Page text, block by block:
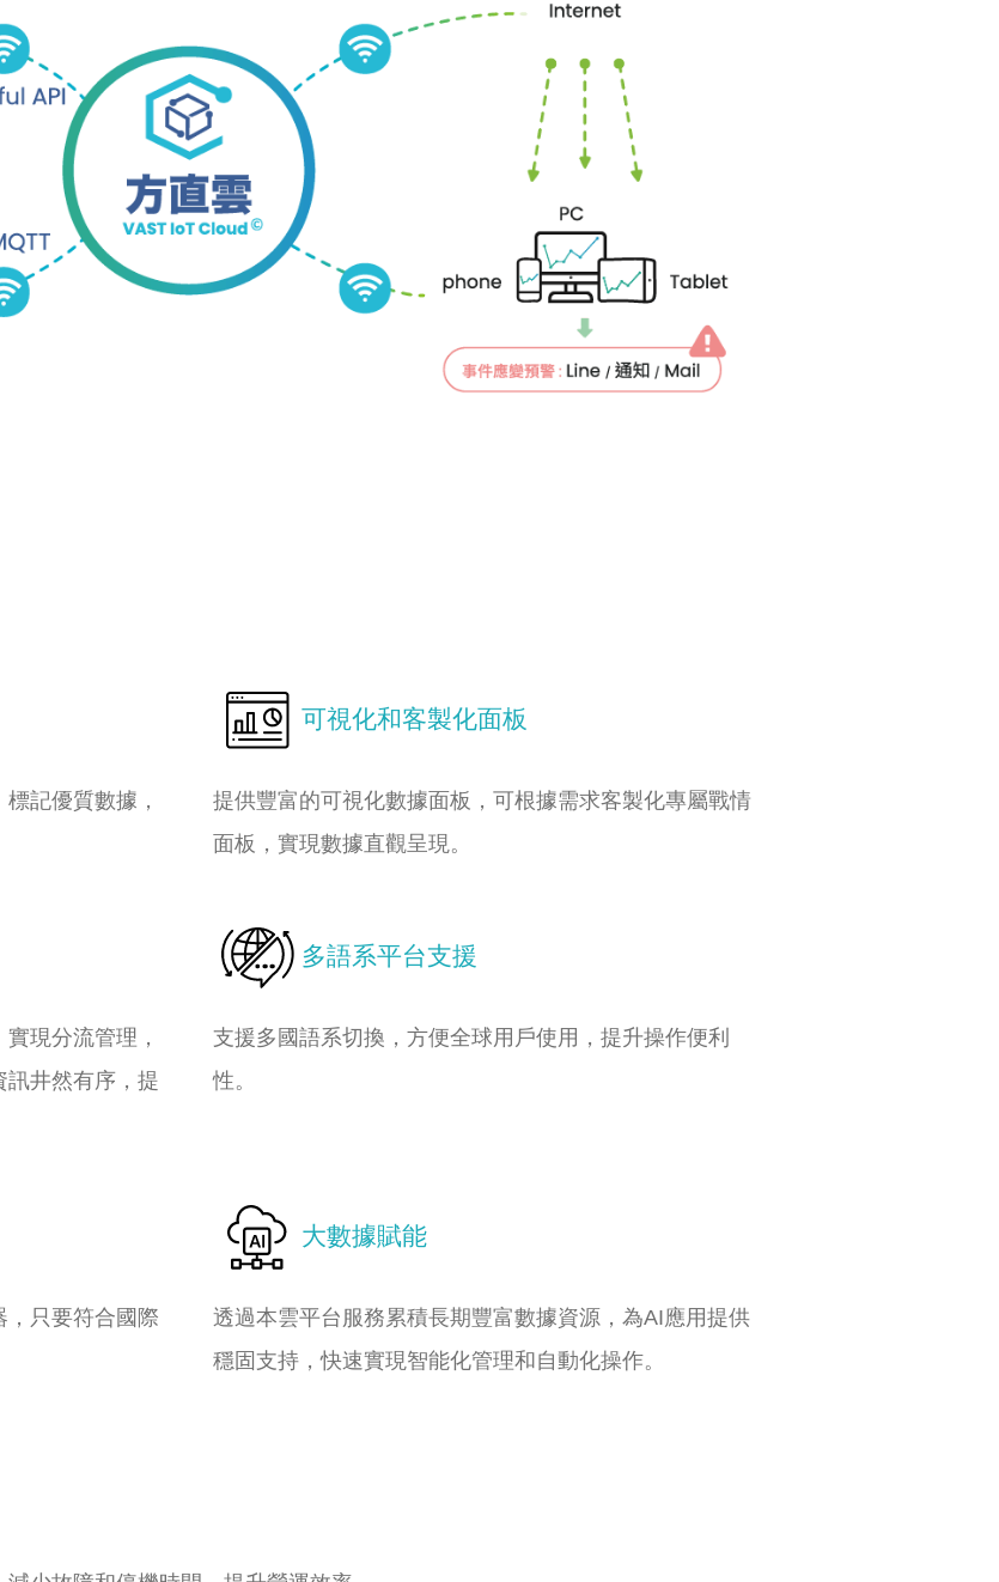
記優質數據，
可視化和客製化面板
提供豐富的可視化數據面板，可根據需求客製化專屬戰情
面板，實現數據直觀呈現。
現分流管理，
訊井然有序，提
多語系平台支援
支援多國語系切換，方便全球用戶使用，提升操作便利
性。
，只要符合國際
大數據賦能
透過本雲平台服務累積長期豐富數據資源，為AI應用提供
穩固支持，快速實現智能化管理和自動化操作。